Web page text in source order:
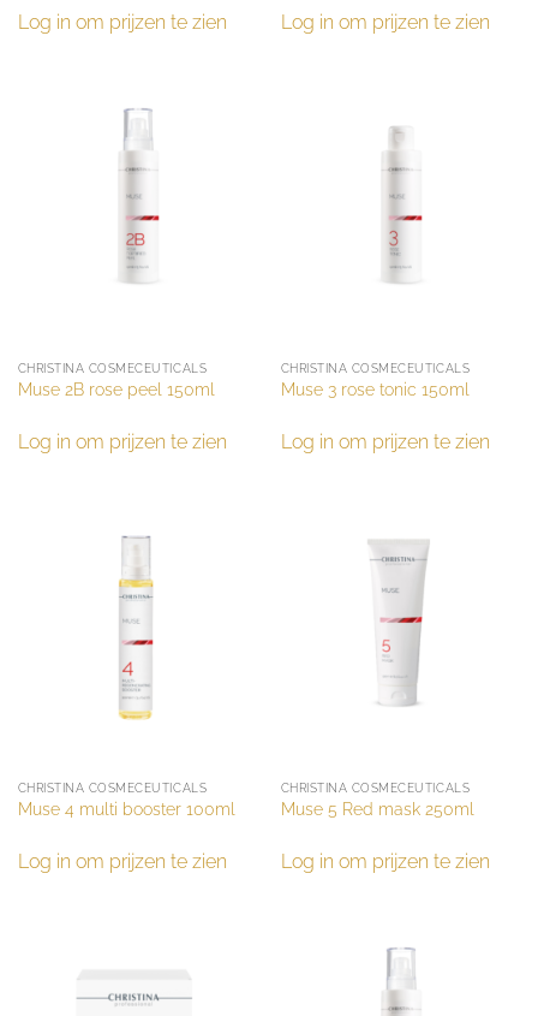
Log in om prijzen te zien Log in om prijzen te zien
CHRISTINA COSMECEUTICALS
Muse 2B rose peel 150ml
Log in om prijzen te zien
CHRISTINA COSMECEUTICALS
Muse 3 rose tonic 150ml
Log in om prijzen te zien
CHRISTINA COSMECEUTICALS
Muse 4 multi booster 100ml
Log in om prijzen te zien
CHRISTINA COSMECEUTICALS
Muse 5 Red mask 250ml
Log in om prijzen te zien